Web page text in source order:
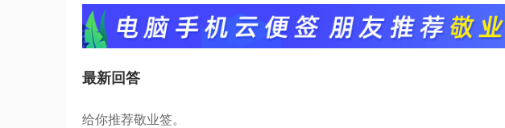
最新回答
给你推荐敬业签。